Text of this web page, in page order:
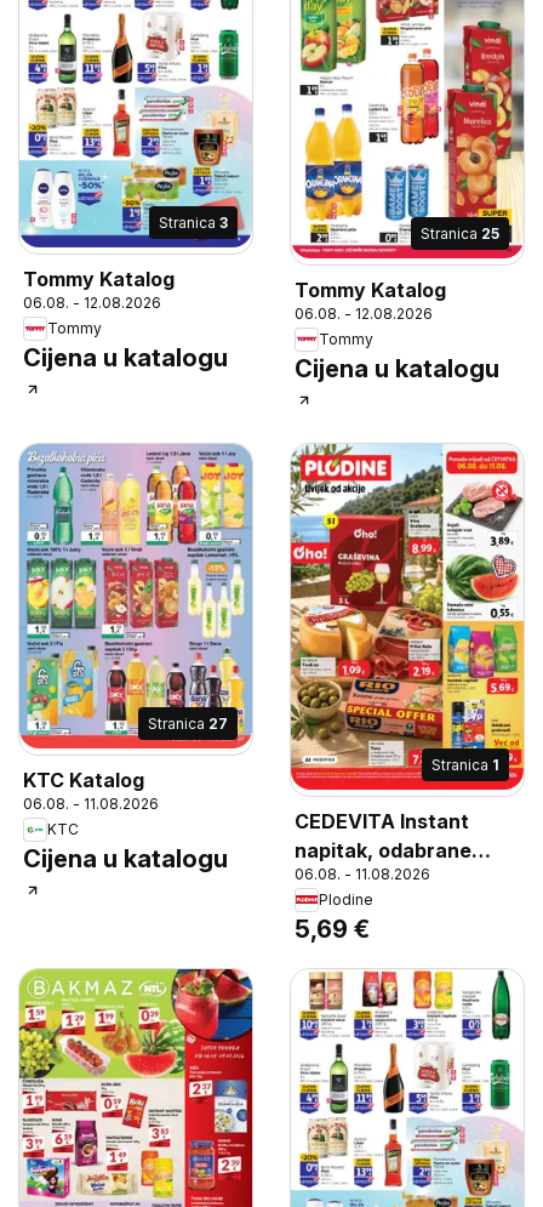
Stranica 3
Tommy Katalog
06.08. - 12.08.2026
Tommy
Cijena u katalogu
Stranica 25
Tommy Katalog
06.08. - 12.08.2026
Tommy
Cijena u katalogu
Stranica 27
KTC Katalog
06.08. - 11.08.2026
KTC
Cijena u katalogu
Stranica 1
CEDEVITA Instant
napitak, odabrane
vrste
06.08. - 11.08.2026
Plodine
5,69 €